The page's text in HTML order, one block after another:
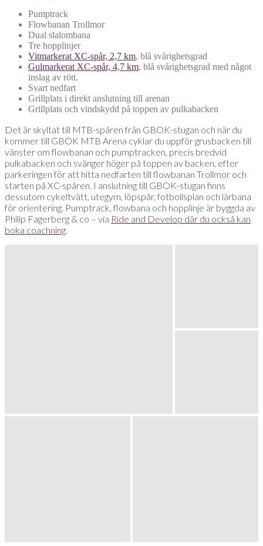
Pumptrack
Flowbanan Trollmor
Dual slalombana
Tre hopplinjer
Vitmarkerat XC-spår, 2,7 km, blå svårighetsgrad
Gulmarkerat XC-spår, 4,7 km, blå svårighetsgrad med något
inslag av rött.
Svart nedfart
Grillplats i direkt anslutning till arenan
Grillplats och vindskydd på toppen av pulkabacken
Det är skyltat till MTB-spåren från GBOK-stugan och när du
kommer till GBOK MTB Arena cyklar du uppför grusbacken till
vänster om flowbanan och pumptracken, precis bredvid
pulkabacken och svänger höger på toppen av backen, efter
parkeringen för att hitta nedfarten till flowbanan Trollmor och
starten på XC-spåren. I anslutning till GBOK-stugan finns
dessutom cykeltvätt, utegym, löpspår, fotbollsplan och lärbana
för orientering. Pumptrack, flowbana och hopplinje är byggda av
Philip Fagerberg & co – via Ride and Develop där du också kan
boka coachning